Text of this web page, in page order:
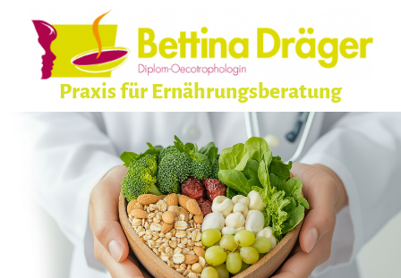
Praxis für Ernährungsberatung